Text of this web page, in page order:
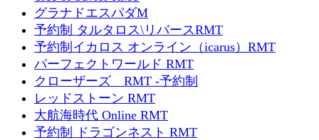
グラナドエスパダM
予約制 タルタロス\リバースRMT
予約制イカロス オンライン（icarus）RMT
パーフェクトワールド RMT
クローザーズ RMT -予約制
レッドストーン RMT
大航海時代 Online RMT
予約制 ドラゴンネスト RMT